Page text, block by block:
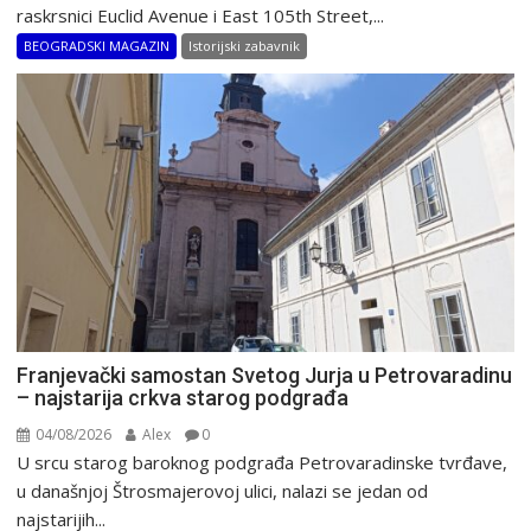
raskrsnici Euclid Avenue i East 105th Street,...
BEOGRADSKI MAGAZIN Istorijski zabavnik
Franjevački samostan Svetog Jurja u Petrovaradinu
– najstarija crkva starog podgrađa
04/08/2026 Alex 0
U srcu starog baroknog podgrađa Petrovaradinske tvrđave,
u današnjoj Štrosmajerovoj ulici, nalazi se jedan od
najstarijih...